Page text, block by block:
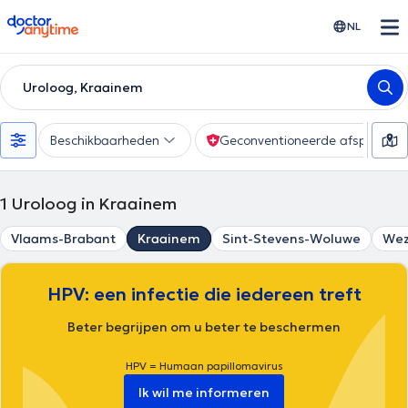
doctoranytime NL
Uroloog, Kraainem
Beschikbaarheden Geconventioneerde afspraak
1 Uroloog in Kraainem
Vlaams-Brabant Kraainem Sint-Stevens-Woluwe
HPV: een infectie die iedereen treft
Beter begrijpen om u beter te beschermen
HPV = Humaan papillomavirus
Ik wil me informeren